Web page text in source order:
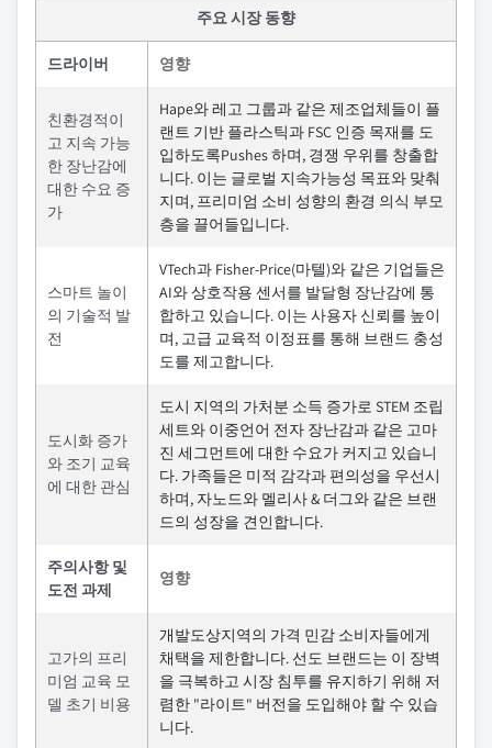
주요 시장 동향
드라이버 영향
친환경적이
고 지속 가능
한 장난감에
대한 수요 증
가
Hape와 레고 그룹과 같은 제조업체들이 플
랜트 기반 플라스틱과 FSC 인증 목재를 도
입하도록Pushes 하며, 경쟁 우위를 창출합
니다. 이는 글로벌 지속가능성 목표와 맞춰
지며, 프리미엄 소비 성향의 환경 의식 부모
층을 끌어들입니다.
스마트 놀이
의 기술적 발
전
VTech과 Fisher-Price(마텔)와 같은 기업들은
AI와 상호작용 센서를 발달형 장난감에 통
합하고 있습니다. 이는 사용자 신뢰를 높이
며, 고급 교육적 이정표를 통해 브랜드 충성
도를 제고합니다.
도시화 증가
와 조기 교육
에 대한 관심
도시 지역의 가처분 소득 증가로 STEM 조립
세트와 이중언어 전자 장난감과 같은 고마
진 세그먼트에 대한 수요가 커지고 있습니
다. 가족들은 미적 감각과 편의성을 우선시
하며, 자노드와 멜리사 & 더그와 같은 브랜
드의 성장을 견인합니다.
주의사항 및
도전 과제
영향
고가의 프리
미엄 교육 모
델 초기 비용
개발도상지역의 가격 민감 소비자들에게
채택을 제한합니다. 선도 브랜드는 이 장벽
을 극복하고 시장 침투를 유지하기 위해 저
렴한 "라이트" 버전을 도입해야 할 수 있습
니다.